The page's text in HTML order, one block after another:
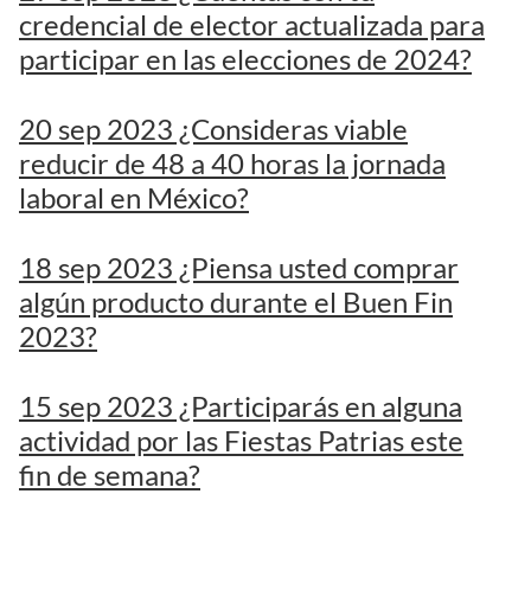
credencial de elector actualizada para
participar en las elecciones de 2024?
20 sep 2023 ¿Consideras viable
reducir de 48 a 40 horas la jornada
laboral en México?
18 sep 2023 ¿Piensa usted comprar
algún producto durante el Buen Fin
2023?
15 sep 2023 ¿Participarás en alguna
actividad por las Fiestas Patrias este
fin de semana?